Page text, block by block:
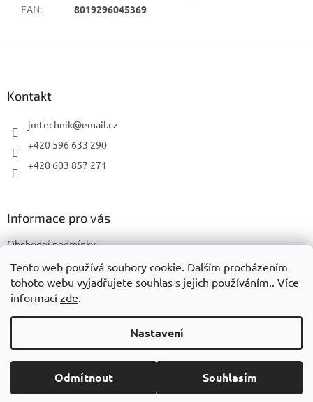
Tento web používá soubory cookie. Dalším procházením
tohoto webu vyjadřujete souhlas s jejich používáním.. Více
informací zde.
Nastavení
Odmítnout Souhlasím
EAN: 8019296045369
Kontakt
jmtechnik@email.cz
+420 596 633 290
+420 603 857 271
Informace pro vás
Obchodní podmínky
Podmínky ochrany osobních údajů
Copyright 2026JMTechnik. Všechna práva vyhrazena.Upravit